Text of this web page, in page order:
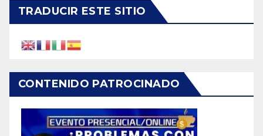
TRADUCIR ESTE SITIO
CONTENIDO PATROCINADO